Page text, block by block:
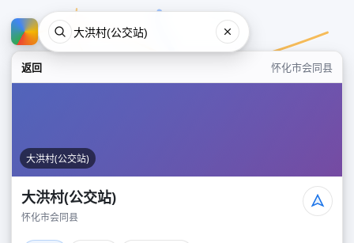
返回 怀化市会同县
大洪村(公交站)
大洪村(公交站)
怀化市会同县